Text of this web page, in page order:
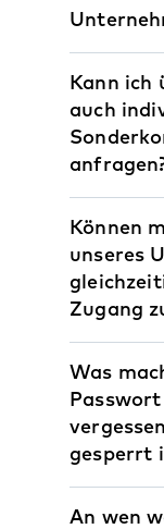
Kann ich
auch
Können
unseres
Zugang
Was
gesperrt
An wen